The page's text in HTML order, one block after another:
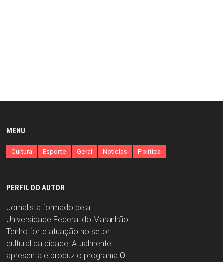
MENU
Cultura Esporte Geral Notícias Política
PERFIL DO AUTOR
Jornalista formado pela
Universidade Federal do Maranhão.
Tenho forte atuação no setor
cultural da cidade. Atualmente
apresenta e produz o programa O